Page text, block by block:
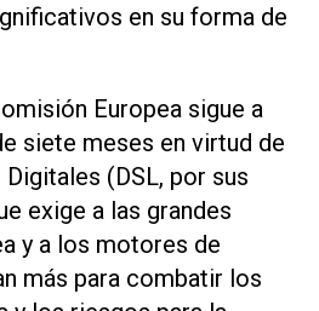
en su forma de
Europea sigue a
siete meses en virtud de
(DSL, por sus
exige a las grandes
y a los motores de
más para combatir los